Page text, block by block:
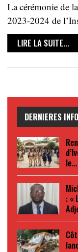
La cérémonie de
2023-2024 de
LIRE LA SUITE...
DERNIERES
le…
: «